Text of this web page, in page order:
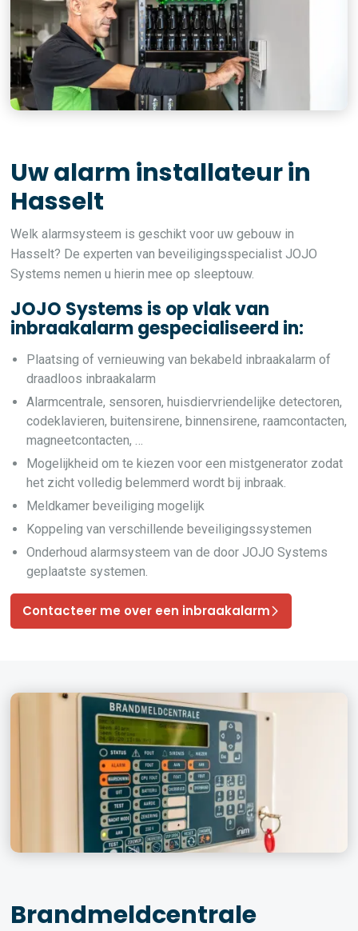
Uw alarm installateur in
Hasselt
Welk alarmsysteem is geschikt voor uw gebouw in
Hasselt? De experten van beveiligingsspecialist JOJO
Systems nemen u hierin mee op sleeptouw.
JOJO Systems is op vlak van
inbraakalarm gespecialiseerd in:
Plaatsing of vernieuwing van bekabeld inbraakalarm of
draadloos inbraakalarm
Alarmcentrale, sensoren, huisdiervriendelijke detectoren,
codeklavieren, buitensirene, binnensirene, raamcontacten,
magneetcontacten, …
Mogelijkheid om te kiezen voor een mistgenerator zodat
het zicht volledig belemmerd wordt bij inbraak.
Meldkamer beveiliging mogelijk
Koppeling van verschillende beveiligingssystemen
Onderhoud alarmsysteem van de door JOJO Systems
geplaatste systemen.
Contacteer me over een inbraakalarm
Brandmeldcentrale